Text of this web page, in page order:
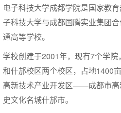
电子科技大学成都学院是国家教
子科技大学与成都国腾实业集团
通高等学校。
学校创建于2001年，现有7个学
和什邡校区两个校区，占地1400
高新技术产业开发区——成都市高
史文化名城什邡市。